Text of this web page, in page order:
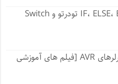
دستورات IF، ELSE، ELIF، If تودرتو و Switch
آموزش میکروکنترلرهای AVR [فیلم های آموزشی